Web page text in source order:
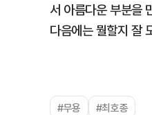
서 아름다운 부분을
다음에는 뭘할지 잘
#무용 #최호종